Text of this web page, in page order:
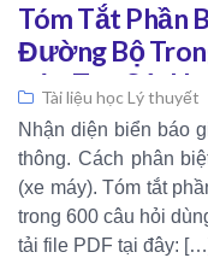
Tóm Tắt Phần
Đường Bộ
Đào Tạo Sát
Tài liệu học Lý thuyết
Nhận diện biển báo
thông. Cách phân
(xe máy). Tóm tắt
trong 600 câu hỏi
tải file PDF tại đây: